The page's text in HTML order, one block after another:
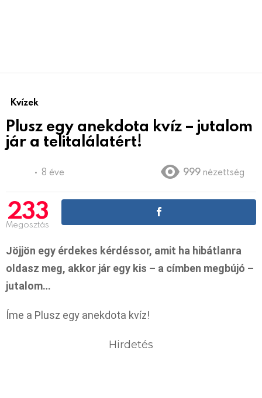
Kvízek
Plusz egy anekdota kvíz – jutalom
jár a telitalálatért!
8 éve 999 nézettség
233
Megosztás
Jöjjön egy érdekes kérdéssor, amit ha hibátlanra
oldasz meg, akkor jár egy kis – a címben megbújó –
jutalom…
Íme a Plusz egy anekdota kvíz!
Hirdetés